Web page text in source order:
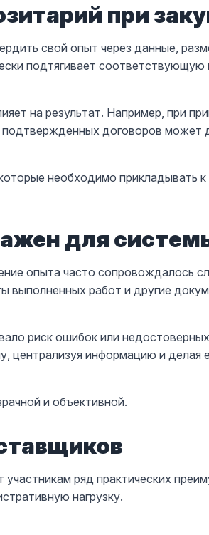
при
свой опыт через данные,
подтягивает
на результат. Например, при
договоров может
необходимо прикладывать к
для
опыта часто сопровождалось
выполненных работ и другие
риск ошибок или
централизуя информацию и делая
и объективной.
ряд практических
нагрузку.